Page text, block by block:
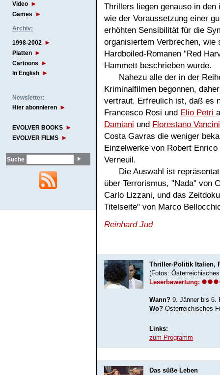
Video
Games
Archiv:
1998-2002
Platten
Cartoons
In English
Newsletter:
Hier abonnieren
EVOLVER BOOKS
EVOLVER FILMS
Suche
Thrillers liegen genauso in
wie der Voraussetzung einer
erhöhten Sensibilität für die
organisiertem Verbrechen,
Hardboiled-Romanen "Red
Hammett beschrieben wurde.
Nahezu alle der in der
Kriminalfilmen begonnen,
vertraut. Erfreulich ist, daß es
Francesco Rosi und Elio Petri
Damiani und Florestano Vancini
Costa Gavras die weniger
Einzelwerke von Robert
Verneuil.
Die Auswahl ist
über Terrorismus, "Nada" von
Carlo Lizzani, und das
Titelseite" von Marco
Reinhard Jud
Thriller-Politik Italien,
(Fotos:
Leserbewertung:
Wann? 9. Jänner bis 6.
Wo? Österreichisches
Links:
zum Programm
Das süße Leben